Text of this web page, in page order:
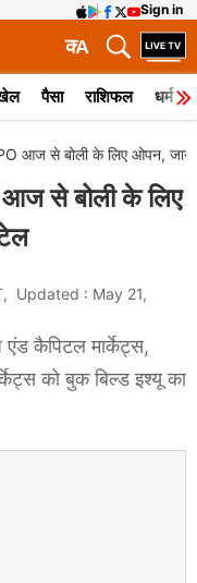
Sign in
A
क
पैसा राशिफल धर्म
आज से बोली के लिए ओपन, जानें
से बोली के लिए
Updated : May 21,
एंड कैपिटल मार्केट्स,
को बुक बिल्ड इश्यू का